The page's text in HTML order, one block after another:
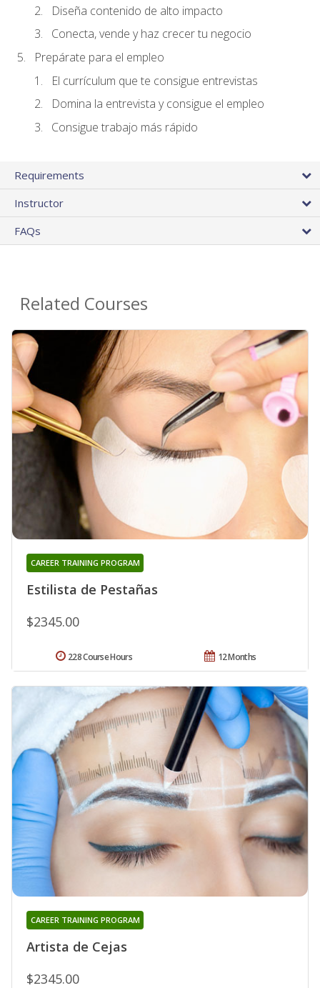
Diseña contenido de alto impacto
Conecta, vende y haz crecer tu negocio
Prepárate para el empleo
El currículum que te consigue entrevistas
Domina la entrevista y consigue el empleo
Consigue trabajo más rápido
Requirements
Instructor
FAQs
Related Courses
Estilista de Pestañas
CAREER TRAINING PROGRAM
$2345.00
12 Months
228 Course Hours
Artista de Cejas
CAREER TRAINING PROGRAM
$2345.00